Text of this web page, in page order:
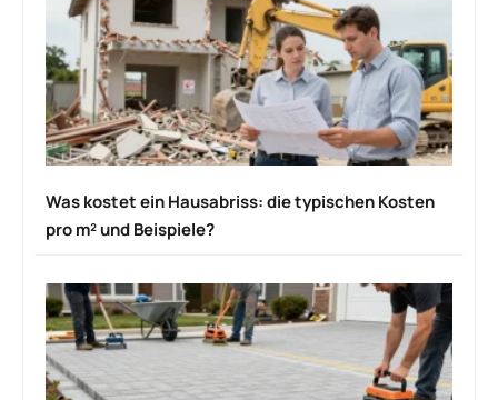
Was kostet ein Hausabriss: die typischen Kosten
pro m² und Beispiele?